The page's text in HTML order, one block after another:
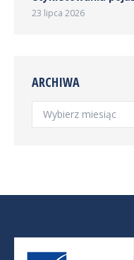
23 lipca 2026
ARCHIWA
Archiwa